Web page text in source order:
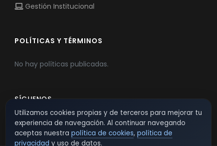
Gestión Institucional
POLÍTICAS Y TÉRMINOS
No hay políticas publicadas.
SÍGUENOS
Utilizamos cookies propias y de terceros para mejorar tu
experiencia de navegación. Al continuar navegando
aceptas nuestra política de cookies, política de
privacidad y uso de datos.